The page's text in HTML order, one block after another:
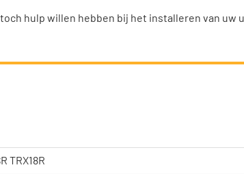
hulp willen hebben bij het installeren van uw
TRX18R